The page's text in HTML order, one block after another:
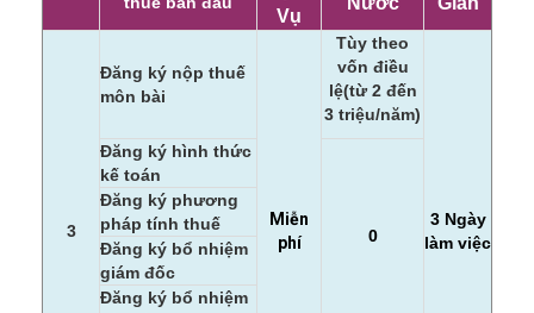
Vụ
3
Đăng ký nộp thuế
môn bài
Miễn
phí
Tùy theo
vốn điều
lệ(từ 2 đến
3 triệu/năm)
3 Ngày
làm việc
Đăng ký hình thức
kế toán
0
Đăng ký phương
pháp tính thuế
Đăng ký bổ nhiệm
giám đốc
Đăng ký bổ nhiệm